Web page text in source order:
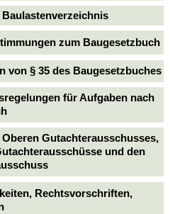
zum Baugesetzbuch
von § 35 des Baugesetzbuches
für Aufgaben nach
Gutachterausschusses,
und den
Rechtsvorschriften,